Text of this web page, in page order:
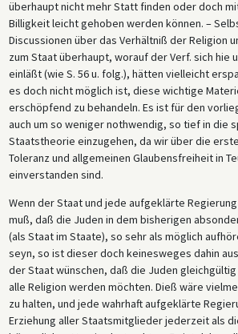
überhaupt nicht mehr Statt finden oder doch
Billigkeit leicht gehoben werden können. –
Discussionen über das Verhältniß der Religion
zum Staat überhaupt, worauf der Verf. sich hie
einläßt (wie S. 56 u. folg.), hätten vielleicht
es doch nicht möglich ist, diese wichtige
erschöpfend zu behandeln. Es ist für den
auch um so weniger nothwendig, so tief in die
Staatstheorie einzugehen, da wir über die
Toleranz und allgemeinen Glaubensfreiheit in
einverstanden sind.
Wenn der Staat und jede aufgeklärte
muß, daß die Juden in dem bisherigen
(als Staat im Staate), so sehr als möglich
seyn, so ist dieser doch keinesweges dahin
der Staat wünschen, daß die Juden
alle Religion werden möchten. Dieß wäre
zu halten, und jede wahrhaft aufgeklärte
Erziehung aller Staatsmitglieder jederzeit als